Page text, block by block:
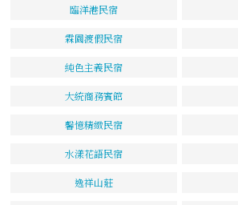
臨洋港民宿
霖園渡假民宿
純色主義民宿
大統商務賓館
馨憶精緻民宿
水漾花語民宿
逸祥山莊